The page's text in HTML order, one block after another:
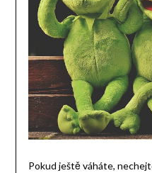
Pokud ještě váháte,